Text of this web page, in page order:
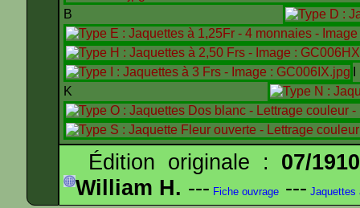
B
K
Édition originale : 07/1910
William H. --- Fiche ouvrage --- Jaquettes